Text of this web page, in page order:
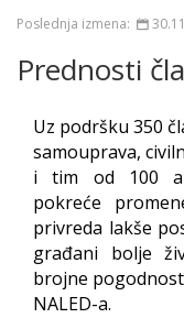
Poslednja izmena:
Prednosti
Uz podršku 350
samouprava,
i tim od 100
pokreće
privreda lakše
građani bolje
brojne
NALED-a.